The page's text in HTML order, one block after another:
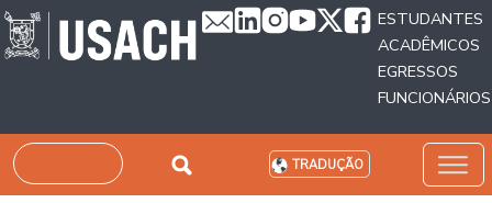
Passar para o conteúdo principal
ESTUDANTES
ACADÊMICOS
EGRESSOS
FUNCIONÁRIOS
Pesquisar TRADUÇÃO